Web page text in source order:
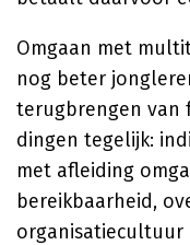
Omgaan met
nog beter
terugbrengen van
dingen tegelijk:
met afleiding
bereikbaarheid,